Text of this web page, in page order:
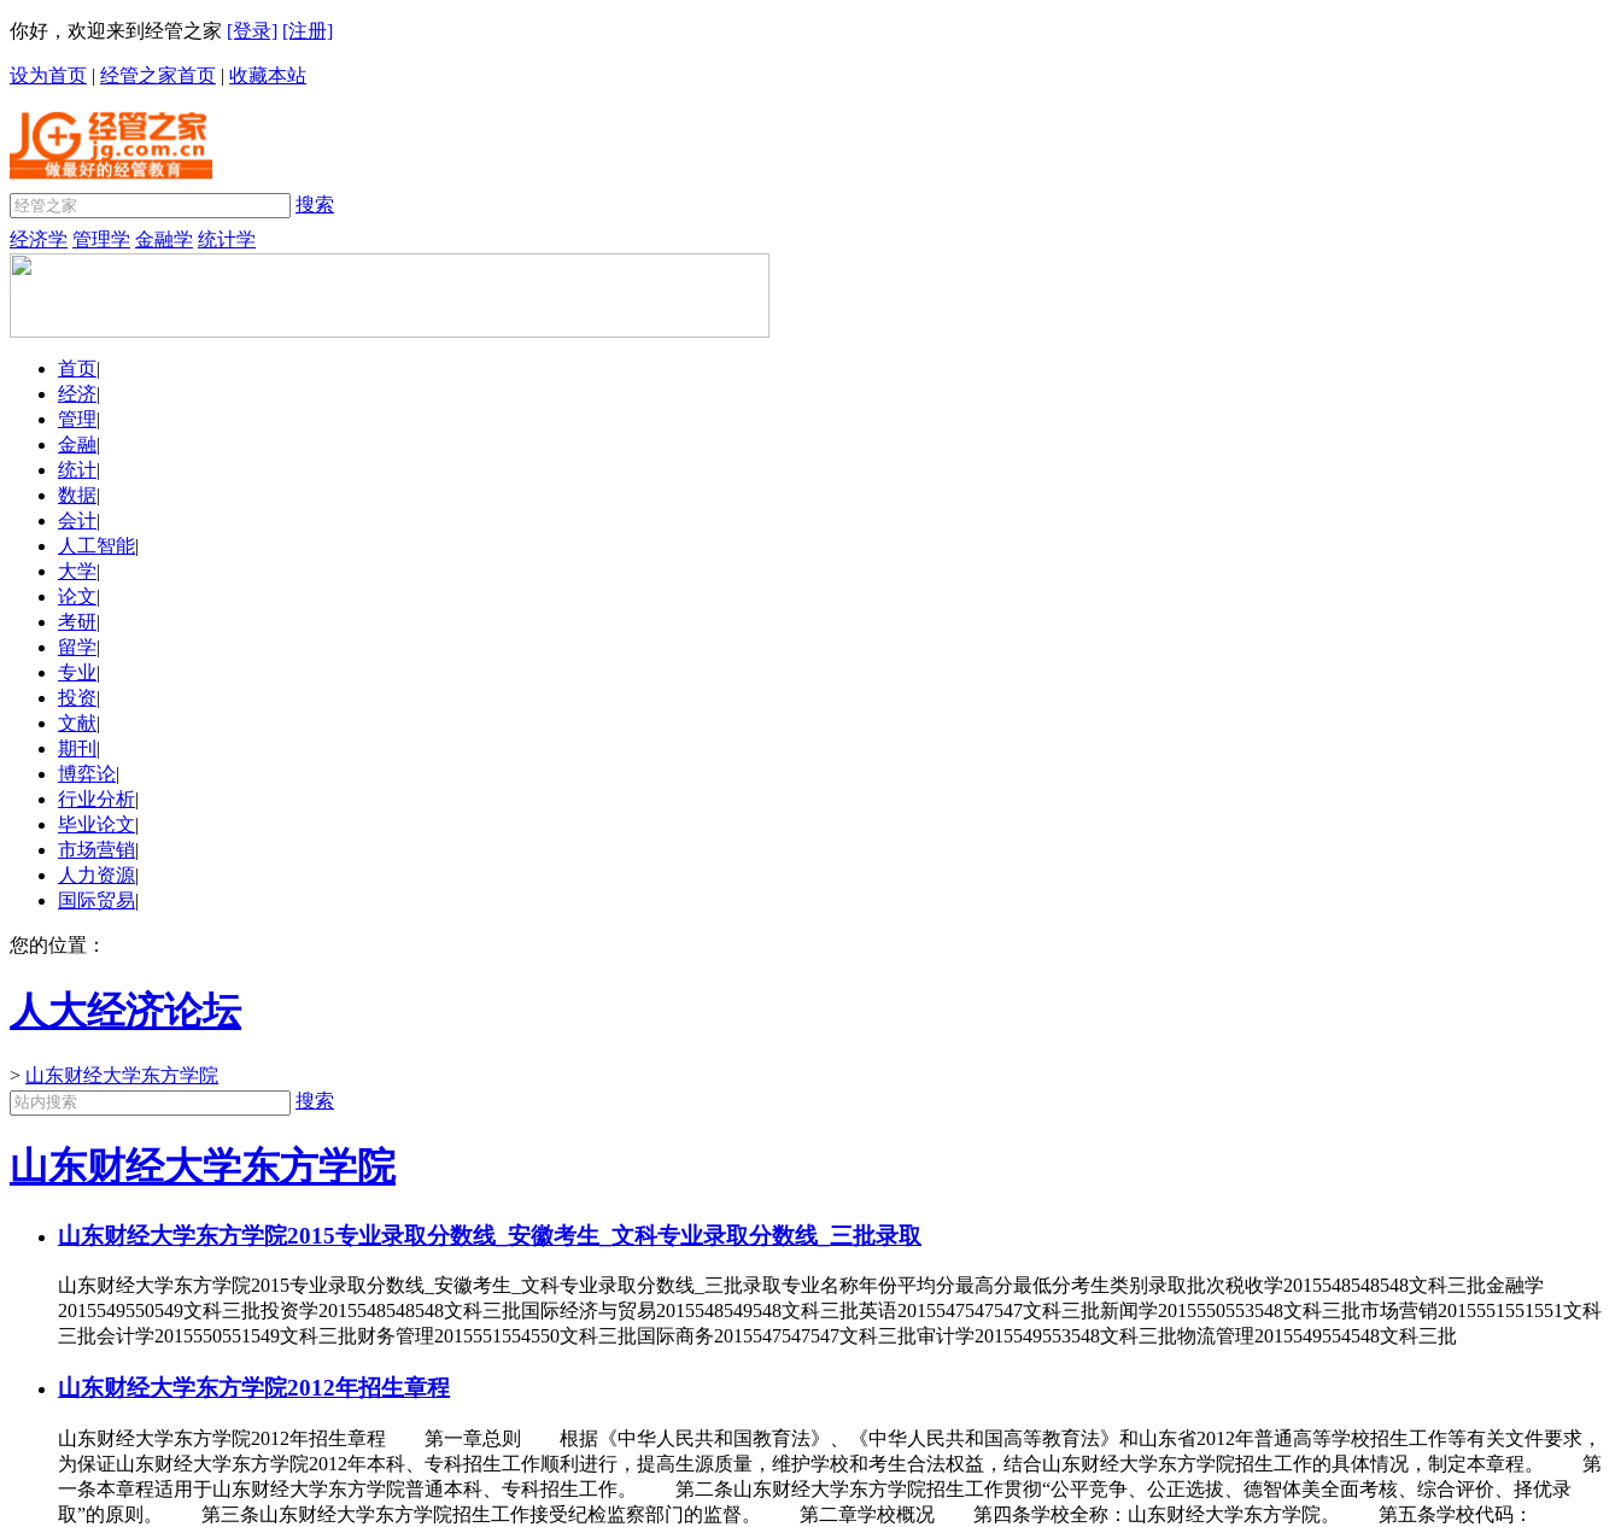
你好，欢迎来到经管之家 [登录] [注册]
设为首页 | 经管之家首页 | 收藏本站
搜索
经济学 管理学 金融学 统计学
首页|
经济|
管理|
金融|
统计|
数据|
会计|
人工智能|
大学|
论文|
考研|
留学|
专业|
投资|
文献|
期刊 |
博弈论|
行业分析|
毕业论文|
市场营销|
人力资源|
国际贸易|
您的位置：
人大经济论坛
> 山东财经大学东方学院
搜索
山东财经大学东方学院
山东财经大学东方学院2015专业录取分数线_安徽考生_文科专业录取分数线_三批录取
山东财经大学东方学院2015专业录取分数线_安徽考生_文科专业录取分数线_三批录取专业名称年份平均分最高分最低分考生类别录取批次税收学2015548548548文科三批金融学
2015549550549文科三批投资学2015548548548文科三批国际经济与贸易2015548549548文科三批英语2015547547547文科三批新闻学2015550553548文科三批市场营销2015551551551文科
三批会计学2015550551549文科三批财务管理2015551554550文科三批国际商务2015547547547文科三批审计学2015549553548文科三批物流管理2015549554548文科三批
山东财经大学东方学院2012年招生章程
山东财经大学东方学院2012年招生章程 第一章总则 根据《中华人民共和国教育法》、《中华人民共和国高等教育法》和山东省2012年普通高等学校招生工作等有关文件要求，
为保证山东财经大学东方学院2012年本科、专科招生工作顺利进行，提高生源质量，维护学校和考生合法权益，结合山东财经大学东方学院招生工作的具体情况，制定本章程。 第
一条本章程适用于山东财经大学东方学院普通本科、专科招生工作。 第二条山东财经大学东方学院招生工作贯彻“公平竞争、公正选拔、德智体美全面考核、综合评价、择优录
取”的原则。 第三条山东财经大学东方学院招生工作接受纪检监察部门的监督。 第二章学校概况 第四条学校全称：山东财经大学东方学院。 第五条学校代码：